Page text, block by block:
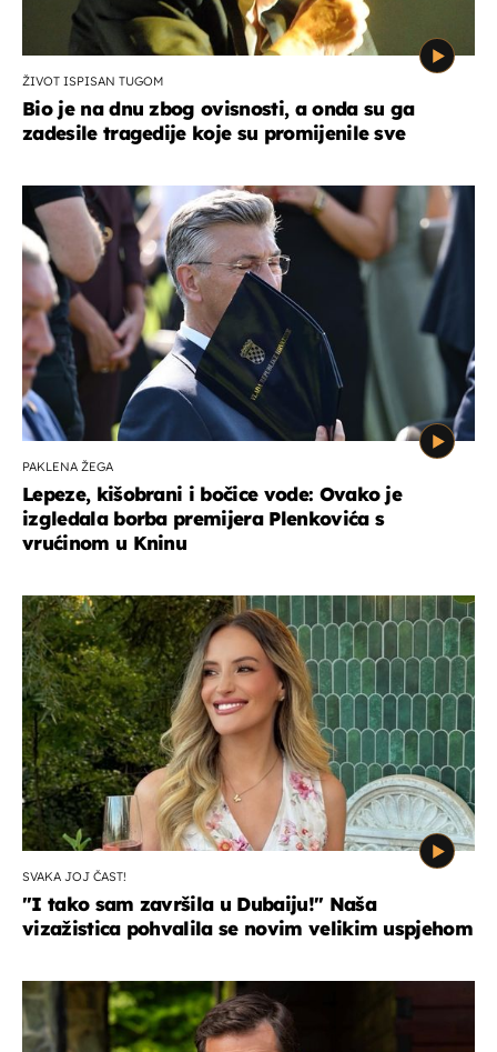
ŽIVOT ISPISAN TUGOM
Bio je na dnu zbog ovisnosti, a onda su ga
zadesile tragedije koje su promijenile sve
PAKLENA ŽEGA
Lepeze, kišobrani i bočice vode: Ovako je
izgledala borba premijera Plenkovića s
vrućinom u Kninu
SVAKA JOJ ČAST!
"I tako sam završila u Dubaiju!" Naša
vizažistica pohvalila se novim velikim uspjehom